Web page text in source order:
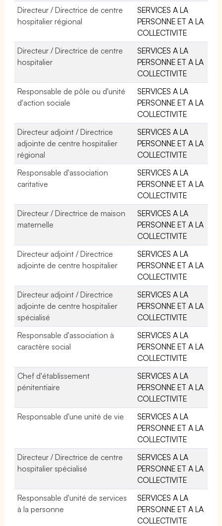
Directeur / Directrice de centre
hospitalier régional
SERVICES A LA
PERSONNE ET A LA
COLLECTIVITE
Directeur / Directrice de centre
hospitalier
SERVICES A LA
PERSONNE ET A LA
COLLECTIVITE
Responsable de pôle ou d'unité
d'action sociale
SERVICES A LA
PERSONNE ET A LA
COLLECTIVITE
Directeur adjoint / Directrice
adjointe de centre hospitalier
régional
SERVICES A LA
PERSONNE ET A LA
COLLECTIVITE
Responsable d'association
caritative
SERVICES A LA
PERSONNE ET A LA
COLLECTIVITE
Directeur / Directrice de maison
maternelle
SERVICES A LA
PERSONNE ET A LA
COLLECTIVITE
Directeur adjoint / Directrice
adjointe de centre hospitalier
SERVICES A LA
PERSONNE ET A LA
COLLECTIVITE
Directeur adjoint / Directrice
adjointe de centre hospitalier
spécialisé
SERVICES A LA
PERSONNE ET A LA
COLLECTIVITE
Responsable d'association à
caractère social
SERVICES A LA
PERSONNE ET A LA
COLLECTIVITE
Chef d'établissement
pénitentiaire
SERVICES A LA
PERSONNE ET A LA
COLLECTIVITE
Responsable d'une unité de vie
SERVICES A LA
PERSONNE ET A LA
COLLECTIVITE
Directeur / Directrice de centre
hospitalier spécialisé
SERVICES A LA
PERSONNE ET A LA
COLLECTIVITE
Responsable d'unité de services
à la personne
SERVICES A LA
PERSONNE ET A LA
COLLECTIVITE